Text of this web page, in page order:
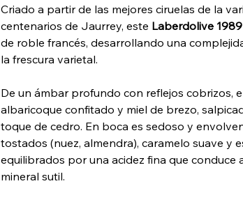
Criado a partir de las mejores ciruelas de la
centenarios de Jaurrey, este Laberdolive 1989
de roble francés, desarrollando una
la frescura varietal.
De un ámbar profundo con reflejos cobrizos,
albaricoque confitado y miel de brezo,
toque de cedro. En boca es sedoso y
tostados (nuez, almendra), caramelo suave y
equilibrados por una acidez fina que conduce
mineral sutil.